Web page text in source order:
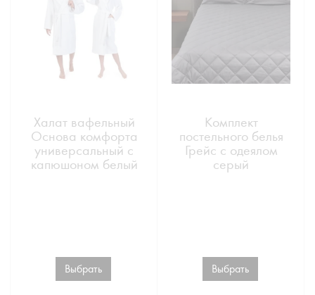
Халат вафельный
Основа комфорта
универсальный с
капюшоном белый
Выбрать
Комплект
постельного белья
Грейс с одеялом
серый
Выбрать